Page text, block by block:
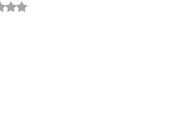
Avaliado com NaN de 5 estrelas.